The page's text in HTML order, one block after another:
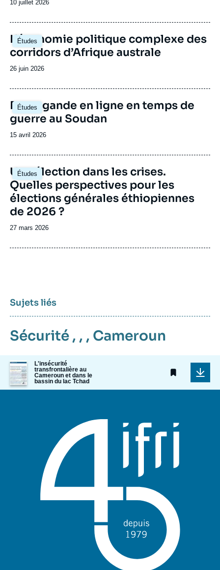
Date
publication
10 juillet 2026
Études
Image
principale
L’économie politique complexe des
corridors d’Afrique australe
Date
publication
26 juin 2026
Études
Image
principale
Propagande en ligne en temps de
guerre au Soudan
Date
publication
15 avril 2026
Études
Image
principale
Une élection dans les crises.
Quelles perspectives pour les
élections générales éthiopiennes
de 2026 ?
Date
publication
27 mars 2026
Sujets liés
Sécurité , , , Cameroun
Image
de
couverture
de
L'insécurité
transfrontalière au
Cameroun et dans le
bassin du lac Tchad